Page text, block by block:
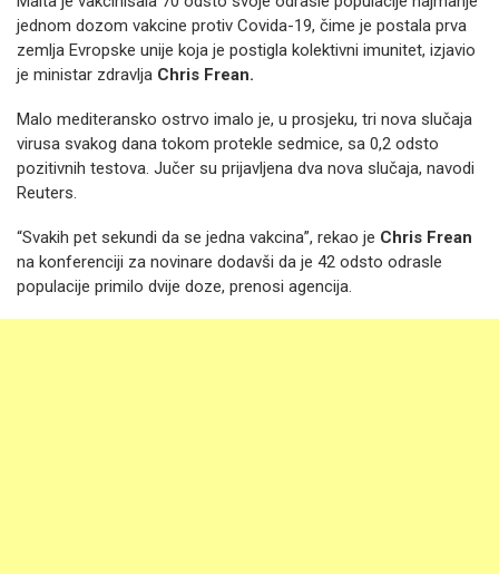
jednom dozom vakcine protiv Covida-19, čime je postala prva
zemlja Evropske unije koja je postigla kolektivni imunitet, izjavio
je ministar zdravlja Chris Frean.
Malo mediteransko ostrvo imalo je, u prosjeku, tri nova slučaja
virusa svakog dana tokom protekle sedmice, sa 0,2 odsto
pozitivnih testova. Jučer su prijavljena dva nova slučaja, navodi
Reuters.
“Svakih pet sekundi da se jedna vakcina”, rekao je Chris Frean
na konferenciji za novinare dodavši da je 42 odsto odrasle
populacije primilo dvije doze, prenosi agencija.